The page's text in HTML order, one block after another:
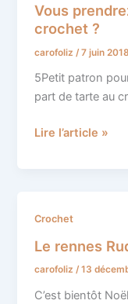
Vous
crochet ?
carofoliz /7 juin 2018
5Petit patron
part de tarte au
bien
une
part
de
tarte
crochet
Lire l’article »
Crochet
Le rennes
carofoliz/13
C’est bientôt
Le
Rudolphe
au
crochet